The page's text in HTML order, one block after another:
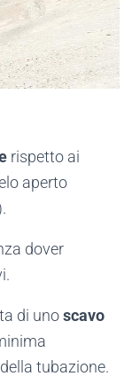
rispetto ai
aperto
dover
di unoscavo
tubazione.